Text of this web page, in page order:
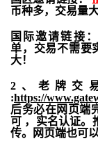
币种多，交易量大
国际邀请链接：
单，交易不需要
大！
2、老牌交
:https://
后务必在网页端
可 ，实名认证。
传。网页端也可